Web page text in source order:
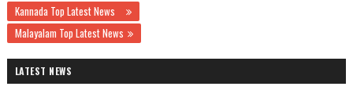
Kannada Top Latest News
Malayalam Top Latest News
LATEST NEWS